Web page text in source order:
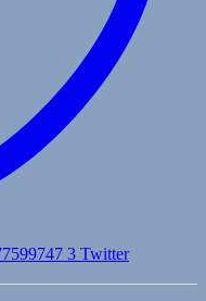
3 Twitter